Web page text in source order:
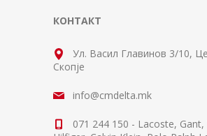
КОНТАКТ
Ул. Васил Главинов 3/10,
Скопје
info@cmdelta.mk
071 244 150 - Lacoste,